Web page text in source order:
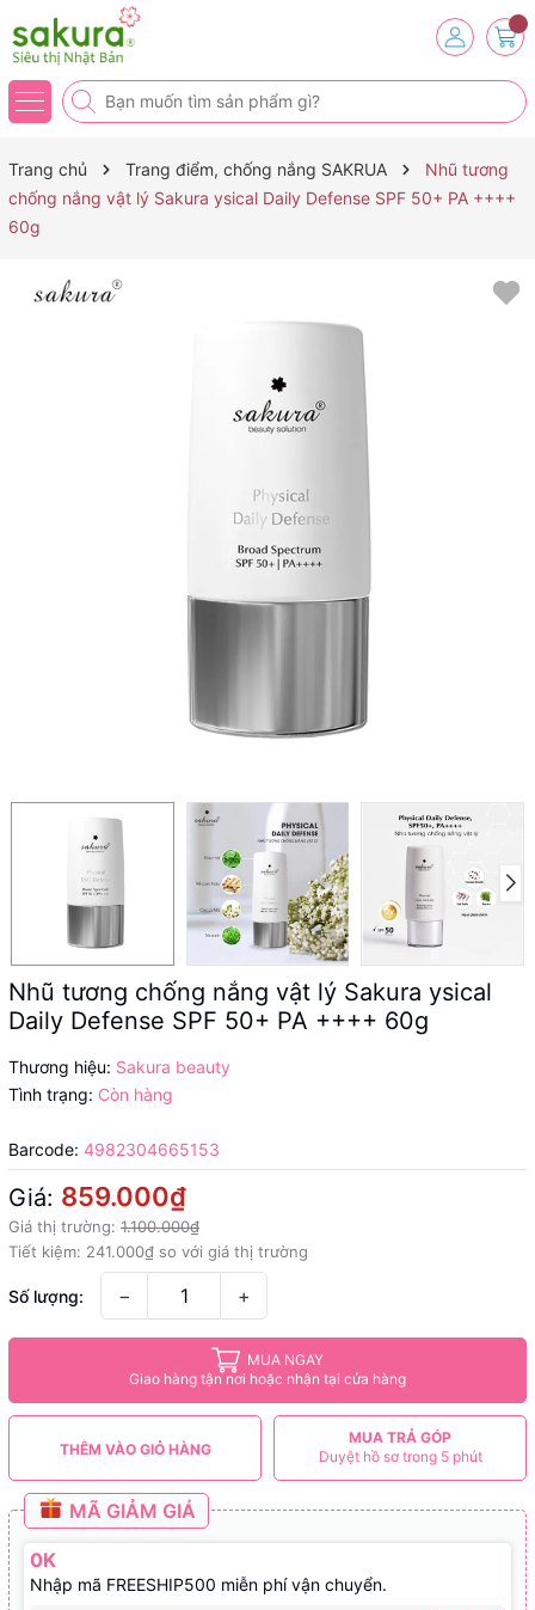
Trang chủ Trang điểm, chống nắng SAKRUA
Nhũ tương
chống nắng vật lý Sakura ysical Daily Defense SPF 50+ PA ++++
60g
Nhũ tương chống nắng vật lý Sakura ysical
Daily Defense SPF 50+ PA ++++ 60g
Thương hiệu: Sakura beauty
Tình trạng: Còn hàng
Barcode: 4982304665153
Giá: 859.000₫
Giá thị trường: 1.100.000₫
Tiết kiệm: 241.000₫ so với giá thị trường
Số lượng: − +
MUA NGAY
Giao hàng tận nơi hoặc nhận tại cửa hàng
THÊM VÀO GIỎ HÀNG
MUA TRẢ GÓP
Duyệt hồ sơ trong 5 phút
MÃ GIẢM GIÁ
0K
Nhập mã FREESHIP500 miễn phí vận chuyển.